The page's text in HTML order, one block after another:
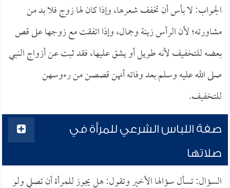
الجواب: لا بأس أن تخفف شعرها، وإذا كان لها زوج فلا بد من
مشاورته؛ لأن الرأس زينة وجمال، وإذا اتفقت مع زوجها على قص
بعضه للتخفيف لأنه طويل أو يشق عليها، فقد ثبت عن أزواج النبي
صلى الله عليه وسلم بعد وفاته أنهن قصصن من رءوسهن
للتخفيف.
صفة اللباس الشرعي للمرأة في
صلاتها
السؤال: تسأل سؤالها الأخير وتقول: هل يجوز للمرأة أن تصلي ولو